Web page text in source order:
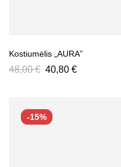
Kostiumėlis „AURA”
48,00€ 40,80 €
-15%